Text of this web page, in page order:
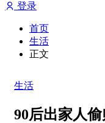
登录
首页
生活
正文
生活
90后出家人